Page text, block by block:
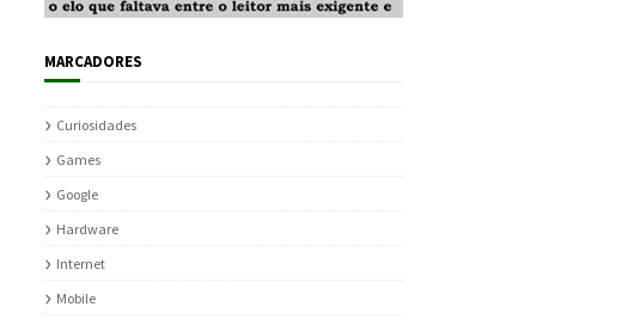
MARCADORES
Curiosidades
Games
Google
Hardware
Internet
Mobile